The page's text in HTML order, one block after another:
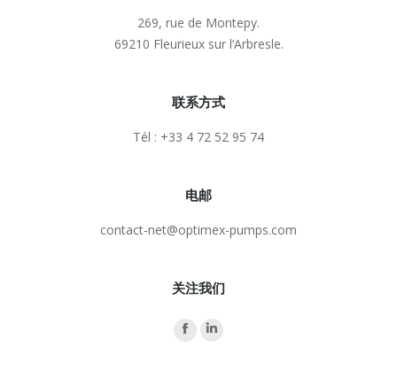
269, rue de Montepy.
69210 Fleurieux sur l’Arbresle.
联系方式
Tél : +33 4 72 52 95 74
电邮
contact-net@optimex-pumps.com
关注我们
Facebook